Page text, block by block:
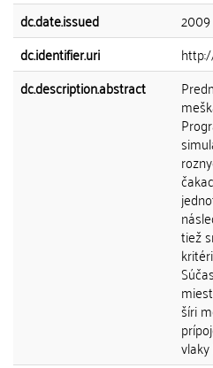
dc.date.issued
2009
dc.identifier.uri
dc.description.abstract
tiež
šíri